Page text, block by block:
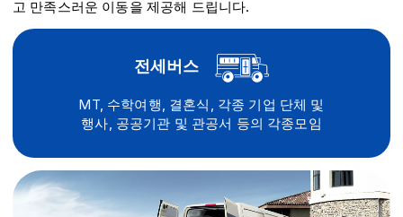
고 만족스러운 이동을 제공해 드립니다.
전세버스
MT, 수학여행, 결혼식, 각종 기업 단체 및
행사, 공공기관 및 관공서 등의 각종모임